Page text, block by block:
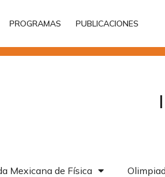
PROGRAMAS PUBLICACIONES
Mexicana de Física